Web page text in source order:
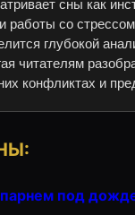
сны как
работы со
глубокой
читателям
конфликтах и
под